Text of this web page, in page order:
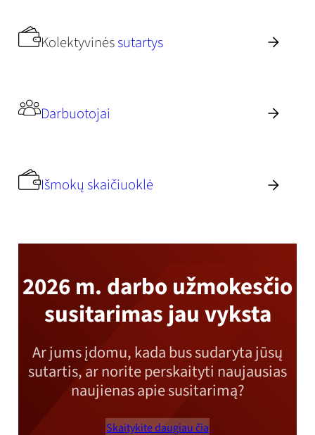
Kolektyvinėssutartys
Darbuotojai
Išmokų skaičiuoklė
2026 m. darbo užmokesčio
susitarimas jau vyksta
Ar jums įdomu, kada bus sudaryta jūsų
sutartis, ar norite perskaityti naujausias
naujienas apie susitarimą?
Skaitykite daugiau čia